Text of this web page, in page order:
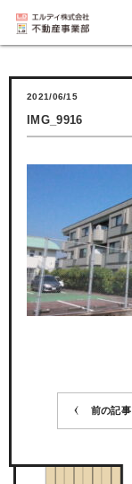
2021/06/15
IMG_9916
前の記事